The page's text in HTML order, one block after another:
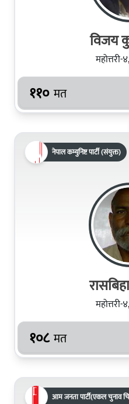
विजय
११० मत
नेपाल कम्युनिष्ट पार्टी (संयुक्त)
१०८ मत
आम जनता पार्टी(एकल चुनाव